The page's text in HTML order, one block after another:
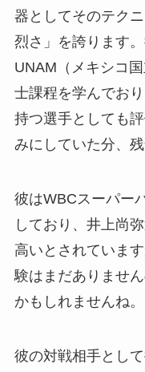
器としてそのテク
烈さ」を誇ります
UNAM（メキシコ
士課程を学んでお
持つ選手としても
みにしていた分、
彼はWBCスーパー
しており、井上尚
高いとされていま
験はまだありませ
かもしれませんね。
彼の対戦相手とし